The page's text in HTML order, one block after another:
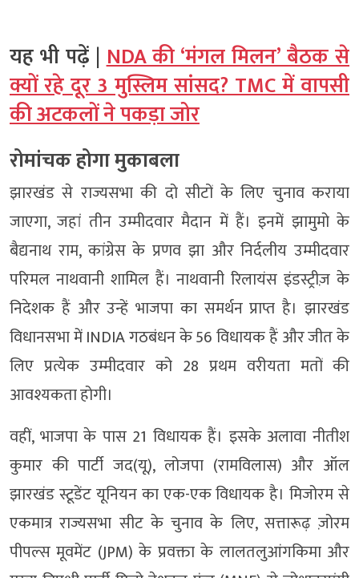
यह भी पढ़ें |NDA की ‘मंगल मिलन’ बैठक से
क्यों रहे दूर 3 मुस्लिम सांसद? TMC में वापसी
की अटकलों ने पकड़ा जोर
रोमांचक होगा मुकाबला
झारखंड से राज्यसभा की दो सीटों के लिए चुनाव कराया
जाएगा, जहां तीन उम्मीदवार मैदान में हैं। इनमें झामुमो के
बैद्यनाथ राम, कांग्रेस के प्रणव झा और निर्दलीय उम्मीदवार
परिमल नाथवानी शामिल हैं। नाथवानी रिलायंस इंडस्ट्रीज़ के
निदेशक हैं और उन्हें भाजपा का समर्थन प्राप्त है। झारखंड
विधानसभा में INDIA गठबंधन के 56 विधायक हैं और जीत के
लिए प्रत्येक उम्मीदवार को 28 प्रथम वरीयता मतों की
आवश्यकता होगी।
वहीं, भाजपा के पास 21 विधायक हैं। इसके अलावा नीतीश
कुमार की पार्टी जद(यू), लोजपा (रामविलास) और ऑल
झारखंड स्टूडेंट यूनियन का एक-एक विधायक है। मिजोरम से
एकमात्र राज्यसभा सीट के चुनाव के लिए, सत्तारूढ़ ज़ोरम
पीपल्स मूवमेंट (JPM) के प्रवक्ता के लालतलुआंगकिमा और